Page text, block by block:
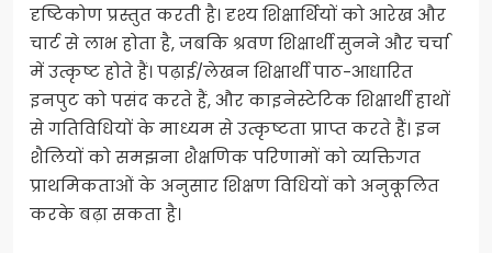
दृष्टिकोण प्रस्तुत करती है। दृश्य शिक्षार्थियों को आरेख और
चार्ट से लाभ होता है, जबकि श्रवण शिक्षार्थी सुनने और चर्चा
में उत्कृष्ट होते हैं। पढ़ाई/लेखन शिक्षार्थी पाठ-आधारित
इनपुट को पसंद करते हैं, और काइनेस्टेटिक शिक्षार्थी हाथों
से गतिविधियों के माध्यम से उत्कृष्टता प्राप्त करते हैं। इन
शैलियों को समझना शैक्षणिक परिणामों को व्यक्तिगत
प्राथमिकताओं के अनुसार शिक्षण विधियों को अनुकूलित
करके बढ़ा सकता है।